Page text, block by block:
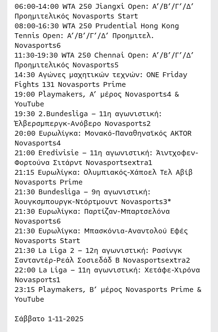
06:00-14:00 WTA 250 Jiangxi Open: Α’/Β’/Γ’/Δ’
Προημιτελικός Novasports Start
08:00-16:30 WTA 250 Prudential Hong Kong
Tennis Open: Α’/Β’/Γ’/Δ’ Προημιτελ.
Novasports6
11:30-19:30 WTA 250 Chennai Open: Α’/Β’/Γ’/Δ’
Προημιτελικός Novasports5
14:30 Αγώνες μαχητικών τεχνών: ONE Friday
Fights 131 Novasports Prime
19:00 Playmakers, Α’ μέρος Novasports4 &
YouTube
19:30 2.Bundesliga – 11η αγωνιστική:
Έλβερσμπεργκ-Ανόβερο Novasports2
20:00 Ευρωλίγκα: Μονακό-Παναθηναϊκός AKTOR
Novasports4
21:00 Eredivisie – 11η αγωνιστική: Άιντχοφεν-
Φορτούνα Σιτάρντ Novasportsextra1
21:15 Ευρωλίγκα: Ολυμπιακός-Χάποελ Τελ Αβίβ
Novasports Prime
21:30 Bundesliga – 9η αγωνιστική:
Άουγκσμπουργκ-Ντόρτμουντ Novasports3*
21:30 Ευρωλίγκα: Παρτίζαν-Μπαρτσελόνα
Novasports6
21:30 Ευρωλίγκα: Μπασκόνια-Αναντολού Εφές
Novasports Start
21:30 La Liga 2 – 12η αγωνιστική: Ρασίνγκ
Σανταντέρ-Ρεάλ Σοσιεδάδ Β Novasportsextra2
22:00 La Liga – 11η αγωνιστική: Χετάφε-Χιρόνα
Novasports1
23:15 Playmakers, B’ μέρος Novasports Prime &
YouTube
Σάββατο 1-11-2025